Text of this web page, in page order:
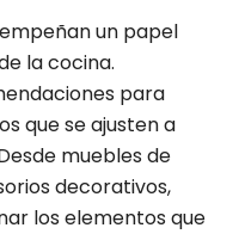
un papel
la cocina.
para
que se ajusten a
muebles de
decorativos,
los elementos que